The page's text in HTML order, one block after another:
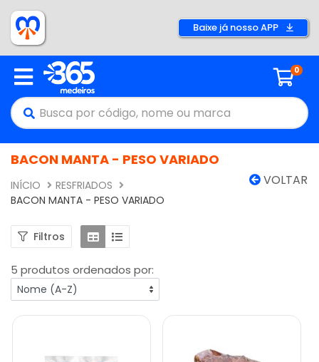
Baixe já nosso APP
0
BACON MANTA - PESO VARIADO
VOLTAR
INÍCIO
RESFRIADOS
BACON MANTA - PESO VARIADO
Filtros
5 produtos ordenados por: